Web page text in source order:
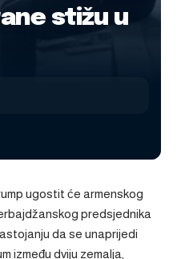
stižu u
ugostit će armenskog
predsjednika
da se unaprijedi
između dviju zemalja,